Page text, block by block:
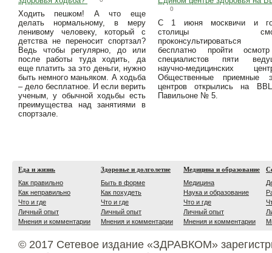
Ходить пешком! А что еще
делать нормальному, в меру
ленивому человеку, который с
детства не переносит спортзал?
Ведь чтобы регулярно, до или
после работы туда ходить, да
еще платить за это деньги, нужно
быть немного маньяком. А ходьба
– дело бесплатное. И если верить
ученым, у обычной ходьбы есть
преимущества над занятиями в
спортзале.
0
С 1 июня москвичи и
столицы
бесплатно пройти
специалистов пяти
научно-медицинских
Общественные приемные
центров открылись на
Павильоне № 5.
Еда и жизнь
Как правильно
Как неправильно
Что и где
Личный опыт
Мнения и комментарии
Здоровье и долголетие
Быть в форме
Как похудеть
Что и где
Личный опыт
Мнения и комментарии
Медицина и образование
Медицина
Наука и образование
Что и где
Личный опыт
Мнения и комментарии
© 2017 Сетевое издание «ЗДРАВКОМ»